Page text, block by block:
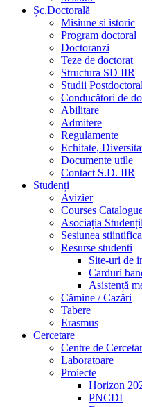
Șc.Doctorală
Misiune si istoric
Program doctoral
Doctoranzi
Teze de doctorat
Structura SD IIR
Studii
Conducători de
Abilitare
Admitere
Regulamente
Echitate,
Documente utile
Contact S.D. IIR
Studenți
Avizier
Courses
Asociația
Sesiunea stiintifica
Resurse studenti
Site-uri de
Carduri
Asistență
Cămine / Cazări
Tabere
Erasmus
Cercetare
Centre de
Laboratoare
Proiecte
Horizon
PNCDI